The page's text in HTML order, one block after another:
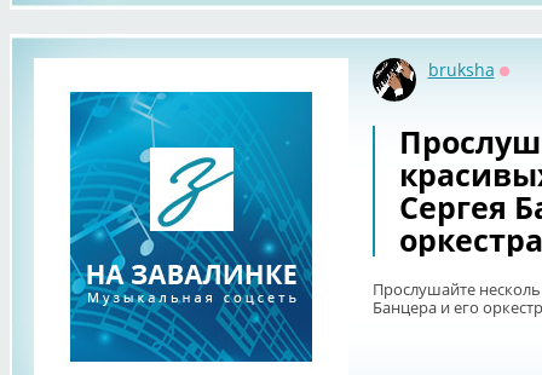
bruksha
Сергея
Прослушайте
Банцера и его